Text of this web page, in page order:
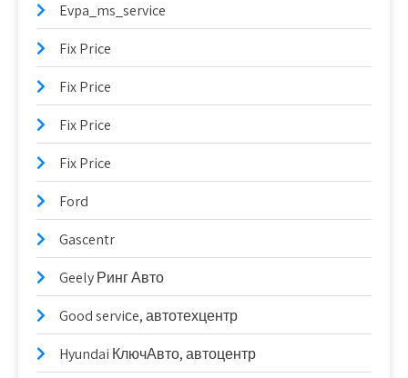
Evpa_ms_service
Fix Price
Fix Price
Fix Price
Fix Price
Ford
Gascentr
Geely Ринг Авто
Good serviсe, автотехцентр
Hyundai КлючАвто, автоцентр